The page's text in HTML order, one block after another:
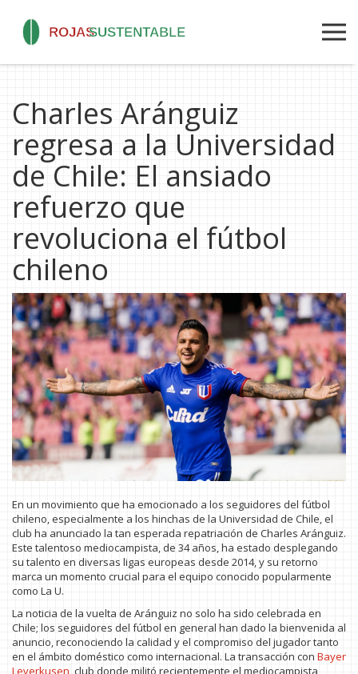
Charles Aránguiz
regresa a la Universidad
de Chile: El ansiado
refuerzo que
revoluciona el fútbol
chileno
En un movimiento que ha emocionado a los seguidores del fútbol
chileno, especialmente a los hinchas de la Universidad de Chile, el
club ha anunciado la tan esperada repatriación de Charles Aránguiz.
Este talentoso mediocampista, de 34 años, ha estado desplegando
su talento en diversas ligas europeas desde 2014, y su retorno
marca un momento crucial para el equipo conocido popularmente
como La U.
La noticia de la vuelta de Aránguiz no solo ha sido celebrada en
Chile; los seguidores del fútbol en general han dado la bienvenida al
anuncio, reconociendo la calidad y el compromiso del jugador tanto
en el ámbito doméstico como internacional. La transacción con Bayer
Leverkusen, club donde militó recientemente el mediocampista